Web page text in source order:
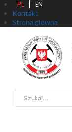
PL EN
Kontakt
Strona główna
Szukaj...